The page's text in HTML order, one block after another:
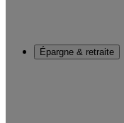
Épargne & retraite